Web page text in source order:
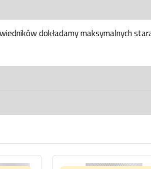
dokładamy maksymalnych